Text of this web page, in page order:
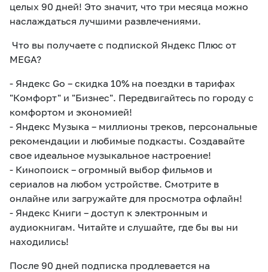
Партнерам
Карта офисов и
покрытие
MegaTV MegaPay
целых 90 дней! Это значит, что три месяца можно
наслаждаться лучшими развлечениями.
Что вы получаете с подпиской Яндекс Плюс от
MEGA?
- Яндекс Go – скидка 10% на поездки в тарифах
"Комфорт" и "Бизнес". Передвигайтесь по городу с
комфортом и экономией!
- Яндекс Музыка – миллионы треков, персональные
рекомендации и любимые подкасты. Создавайте
свое идеальное музыкальное настроение!
- Кинопоиск – огромный выбор фильмов и
сериалов на любом устройстве. Смотрите в
онлайне или загружайте для просмотра офлайн!
- Яндекс Книги – доступ к электронным и
аудиокнигам. Читайте и слушайте, где бы вы ни
находились!
После 90 дней подписка продлевается на